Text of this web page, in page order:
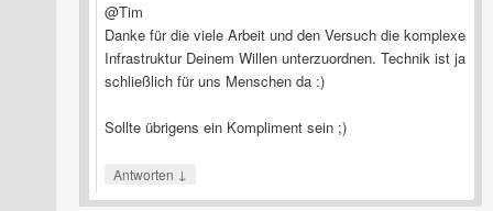
@Tim
Danke für die viele Arbeit und den Versuch die komplexe
Infrastruktur Deinem Willen unterzuordnen. Technik ist ja
schließlich für uns Menschen da :)
Sollte übrigens ein Kompliment sein ;)
Antworten ↓